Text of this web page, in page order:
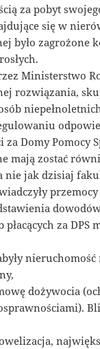
za pobyt
się w
było zagrożone
Ministerstwo
rozwiązania,
za Domy Pomocy
mają zostać
nie jak dzisiaj
za DPS
dożywocia